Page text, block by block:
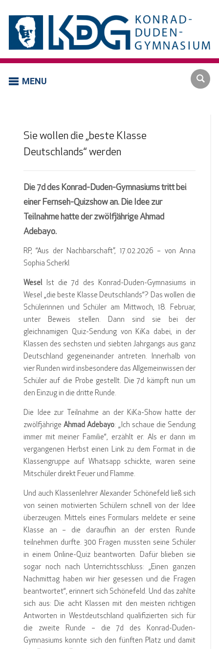
MENU
Sie wollen die „beste Klasse
Deutschlands“ werden
Die 7d des Konrad-Duden-Gymnasiums tritt bei
einer Fernseh-Quizshow an. Die Idee zur
Teilnahme hatte der zwölfjährige Ahmad
Adebayo.
RP, “Aus der Nachbarschaft”, 17.02.2026 – von Anna
Sophia Scherkl
WeselIst die 7d des Konrad-Duden-Gymnasiums in
Wesel „die beste Klasse Deutschlands“? Das wollen die
Schülerinnen und Schüler am Mittwoch, 18. Februar,
unter Beweis stellen. Dann sind sie bei der
gleichnamigen Quiz-Sendung von KiKa dabei, in der
Klassen des sechsten und siebten Jahrgangs aus ganz
Deutschland gegeneinander antreten. Innerhalb von
vier Runden wird insbesondere das Allgemeinwissen der
Schüler auf die Probe gestellt. Die 7d kämpft nun um
den Einzug in die dritte Runde.
Die Idee zur Teilnahme an der KiKa-Show hatte der
zwölfjährigeAhmad Adebayo: „Ich schaue die Sendung
immer mit meiner Familie“, erzählt er. Als er dann im
vergangenen Herbst einen Link zu dem Format in die
Klassengruppe auf Whatsapp schickte, waren seine
Mitschüler direkt Feuer und Flamme.
Und auch Klassenlehrer Alexander Schönefeld ließ sich
von seinen motivierten Schülern schnell von der Idee
überzeugen. Mittels eines Formulars meldete er seine
Klasse an – die daraufhin an der ersten Runde
teilnehmen durfte. 300 Fragen mussten seine Schüler
in einem Online-Quiz beantworten. Dafür blieben sie
sogar noch nach Unterrichtsschluss: „Einen ganzen
Nachmittag haben wir hier gesessen und die Fragen
beantwortet“, erinnert sich Schönefeld. Und das zahlte
sich aus: Die acht Klassen mit den meisten richtigen
Antworten in Westdeutschland qualifizierten sich für
die zweite Runde – die 7d des Konrad-Duden-
Gymnasiums konnte sich den fünften Platz und damit